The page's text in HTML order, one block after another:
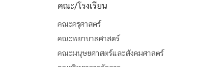
คณะ/โรงเรียน
คณะครุศาสตร์
คณะพยาบาลศาสตร์
คณะมนุษยศาสตร์และสังคมศาสตร์